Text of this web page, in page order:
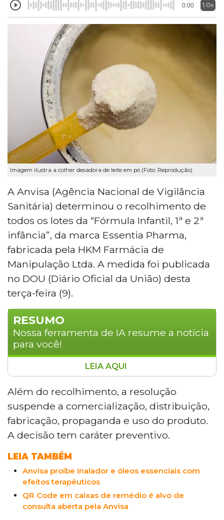
0:00 1.0x
Imagem ilustra a colher desadora de leite em pó (Foto: Reprodução)
A Anvisa (Agência Nacional de Vigilância
Sanitária) determinou o recolhimento de
todos os lotes da “Fórmula Infantil, 1ª e 2ª
infância”, da marca Essentia Pharma,
fabricada pela HKM Farmácia de
Manipulação Ltda. A medida foi publicada
no DOU (Diário Oficial da União) desta
terça-feira (9).
RESUMO
Nossa ferramenta de IA resume a notícia
para você!
A Anvisa determinou o recolhimento de
todos os lotes da Fórmula Infantil da
marca Essentia Pharma, fabricada pela
HKM Farmácia de Manipulação Ltda.,
suspendendo sua comercialização,
distribuição e fabricação. O produto era
apresentado como fórmula infantil sem
regularização sanitária adequada e sem
comprovação de segurança, qualidade
microbiológica e adequação nutricional, o
que poderia induzir consumidores ao erro.
LEIA AQUI
Além do recolhimento, a resolução
suspende a comercialização, distribuição,
fabricação, propaganda e uso do produto.
A decisão tem caráter preventivo.
LEIA TAMBÉM
Anvisa proíbe inalador e óleos essenciais com
efeitos terapêuticos
QR Code em caixas de remédio é alvo de
consulta aberta pela Anvisa